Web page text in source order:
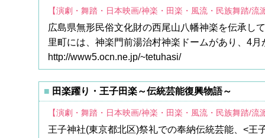
【演劇・舞踏・日本映画/神楽・田楽・風流・民族舞踏/流
広島県無形民俗文化財の西尾山八幡神楽を伝承し
里町には、神楽門前湯治村神楽ドームがあり、4
http://www5.ocn.ne.jp/~tetuhasi/
田楽躍り・王子田楽～伝統芸能復興物語～
【演劇・舞踏・日本映画/神楽・田楽・風流・民族舞踏/流
王子神社(東京都北区)祭礼での奉納伝統芸能、<